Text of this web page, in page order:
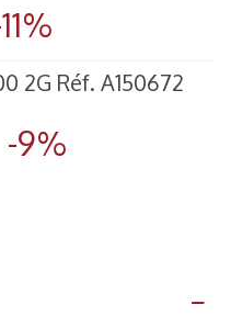
2G Réf. A150672
-9%